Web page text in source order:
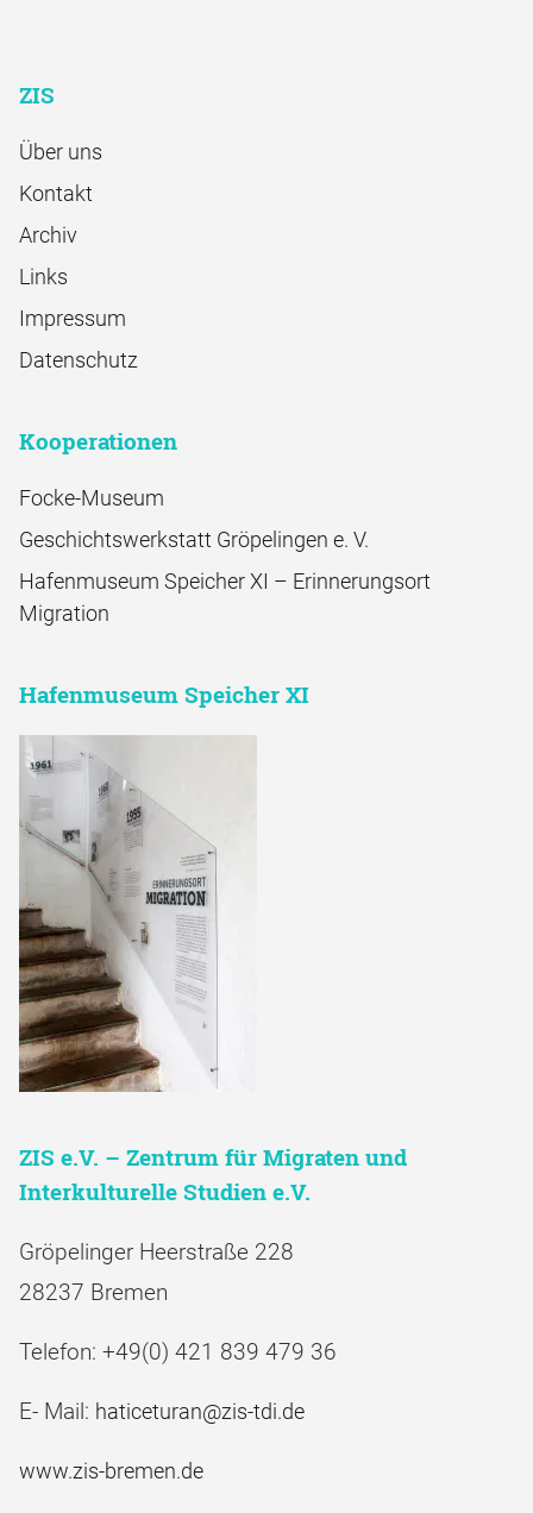
ZIS
Über uns
Kontakt
Archiv
Links
Impressum
Datenschutz
Kooperationen
Focke-Museum
Geschichtswerkstatt Gröpelingen e. V.
Hafenmuseum Speicher XI – Erinnerungsort
Migration
Hafenmuseum Speicher XI
ZIS e.V. – Zentrum für Migraten und
Interkulturelle Studien e.V.
Gröpelinger Heerstraße 228
28237 Bremen
Telefon: +49(0) 421 839 479 36
E- Mail: haticeturan@zis-tdi.de
www.zis-bremen.de